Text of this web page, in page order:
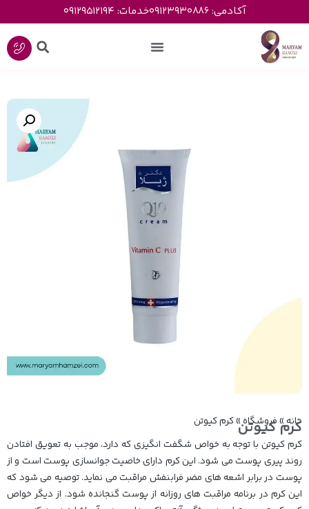
آکادمی: 09123930886 خدمات: 09129512194
خانه»فروشگاه»کرم کیوتن کرم کیوتن
کرم کیوتن با توجه به خواص شگفت انگیزی که دارد، موجب به تعویق افتادن
روند پیری پوست می شود. این کرم دارای خاصیت جوانسازی پوست است و از
پوست در برابر اشعه های مضر فرابنفش مراقبت می نماید. توصیه می شود که
این کرم در برنامه مراقبت های روزانه از پوست گنجانده شود. از دیگر خواص